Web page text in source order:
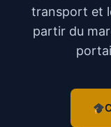
transport et
partir du